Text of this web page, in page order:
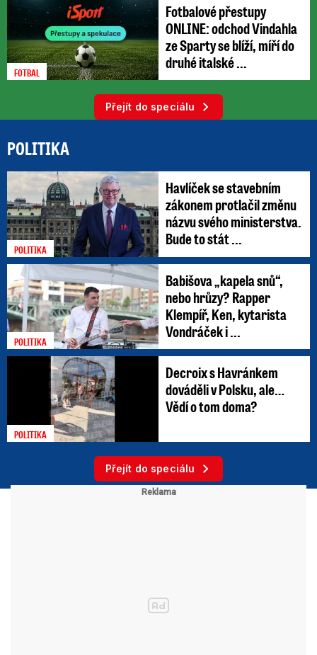
FOTBAL
Fotbalové přestupy
ONLINE: odchod Vindahla
ze Sparty se blíží, míří do
druhé italské ...
Přejít do speciálu
POLITIKA
POLITIKA
Havlíček se stavebním
zákonem protlačil změnu
názvu svého ministerstva.
Bude to stát ...
POLITIKA
Babišova „kapela snů“,
nebo hrůzy? Rapper
Klempíř, Ken, kytarista
Vondráček i ...
POLITIKA
Decroix s Havránkem
dováděli v Polsku, ale…
Vědí o tom doma?
Přejít do speciálu